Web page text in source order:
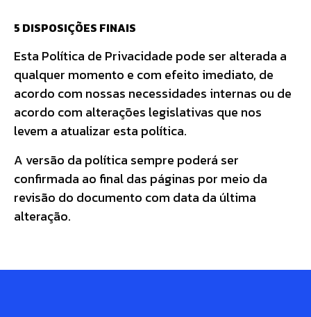
5 DISPOSIÇÕES FINAIS
Esta Política de Privacidade pode ser alterada a
qualquer momento e com efeito imediato, de
acordo com nossas necessidades internas ou de
acordo com alterações legislativas que nos
levem a atualizar esta política.
A versão da política sempre poderá ser
confirmada ao final das páginas por meio da
revisão do documento com data da última
alteração.